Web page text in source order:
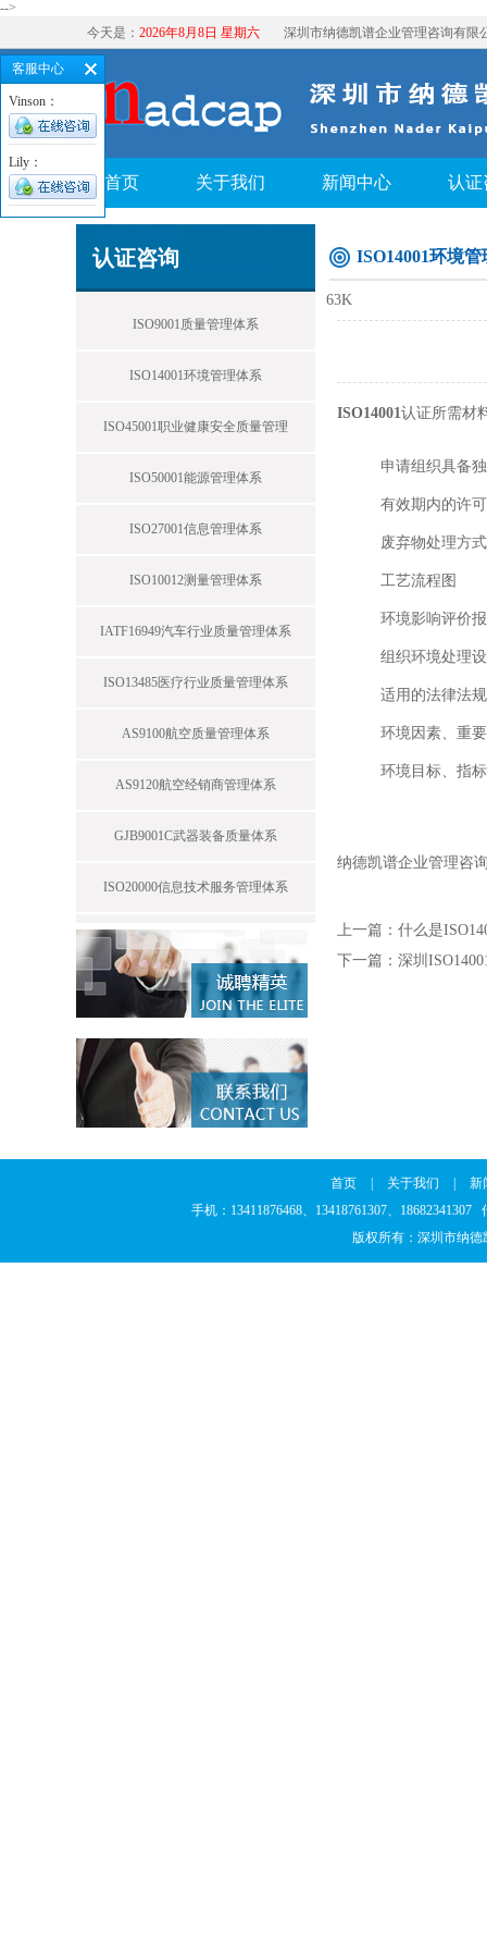
-->
今天是： 2026年8月8日 星期六 深圳市纳德凯谱企业管理咨询有限
首页 关于我们 新闻中心 认证
认证咨询
ISO9001质量管理体系
ISO14001环境管理体系
ISO45001职业健康安全质量管理
ISO50001能源管理体系
ISO27001信息管理体系
ISO10012测量管理体系
IATF16949汽车行业质量管理体系
ISO13485医疗行业质量管理体系
AS9100航空质量管理体系
AS9120航空经销商管理体系
GJB9001C武器装备质量体系
ISO20000信息技术服务管理体系
ISO14001环境管
63K
ISO14001认证所需材
申请组织具备
有效期内的许
废弃物处理方
工艺流程图
环境影响评价
组织环境处理
适用的法律法
环境因素、重
环境目标、指
纳德凯谱企业管理咨
上一篇： 什么是
下一篇： 深圳
首页 关于我们
新
手机：13411876468、13418761307、
版权所有：深圳市纳
客服中心
Vinson：
Lily：